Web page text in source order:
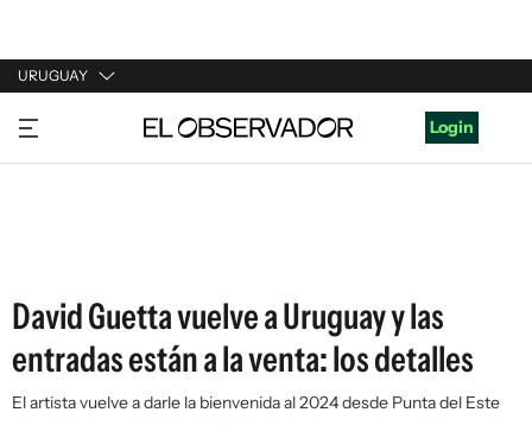
URUGUAY
URUGUAY
ARGENTINA
Login
David Guetta vuelve a Uruguay y las
entradas están a la venta: los detalles
El artista vuelve a darle la bienvenida al 2024 desde Punta del Este